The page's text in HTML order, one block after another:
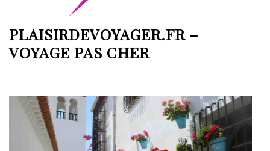
PLAISIRDEVOYAGER.FR –
VOYAGE PAS CHER